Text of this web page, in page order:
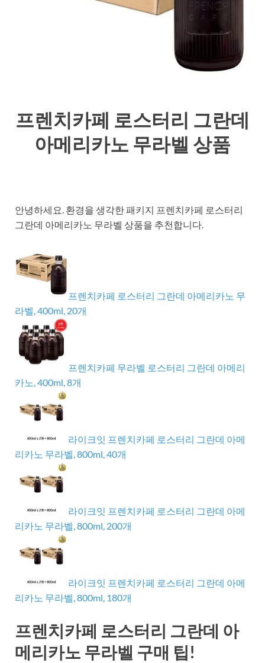
프렌치카페 로스터리 그란데
아메리카노 무라벨 상품
안녕하세요. 환경을 생각한 패키지 프렌치카페 로스터리
그란데 아메리카노 무라벨 상품을 추천합니다.
프렌치카페 로스터리 그란데 아메리카노 무
라벨, 400ml, 20개
프렌치카페 무라벨 로스터리 그란데 아메리
카노, 400ml, 8개
라이크잇 프렌치카페 로스터리 그란데 아메
리카노 무라벨, 800ml, 40개
라이크잇 프렌치카페 로스터리 그란데 아메
리카노 무라벨, 800ml, 200개
라이크잇 프렌치카페 로스터리 그란데 아메
리카노 무라벨, 800ml, 180개
프렌치카페 로스터리 그란데 아
메리카노 무라벨 구매 팁!